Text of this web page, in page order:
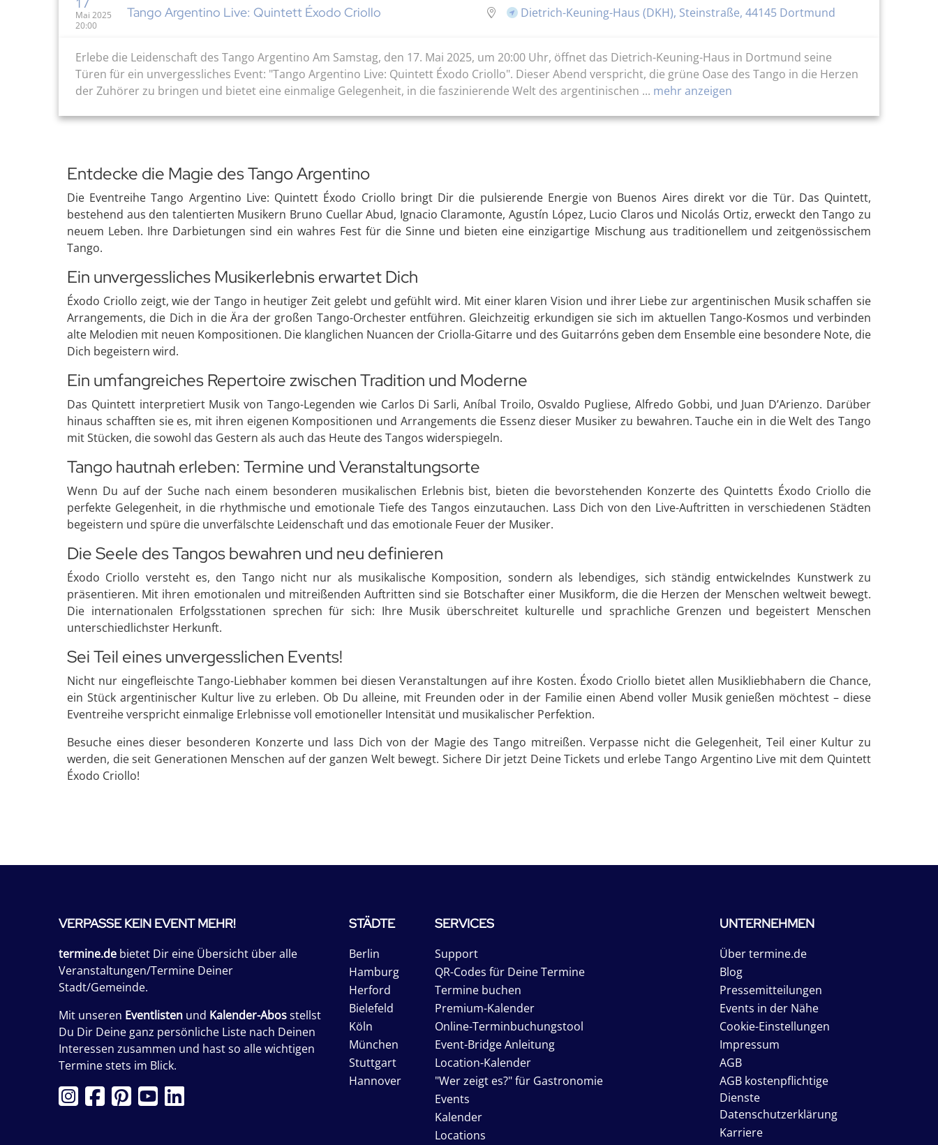
Mai 2025
20:00
Tango Argentino Live: Quintett Éxodo Criollo Dietrich-Keuning-Haus (DKH), Steinstraße, 44145 Dortmund
Erlebe die Leidenschaft des Tango Argentino Am Samstag, den 17. Mai 2025, um 20:00 Uhr, öffnet das Dietrich-Keuning-Haus in Dortmund seine
Türen für ein unvergessliches Event: "Tango Argentino Live: Quintett Éxodo Criollo". Dieser Abend verspricht, die grüne Oase des Tango in die Herzen
der Zuhörer zu bringen und bietet eine einmalige Gelegenheit, in die faszinierende Welt des argentinischen ... mehr anzeigen
Entdecke die Magie des Tango Argentino
Die Eventreihe Tango Argentino Live: Quintett Éxodo Criollo bringt Dir die pulsierende Energie von Buenos Aires direkt vor die Tür. Das Quintett,
bestehend aus den talentierten Musikern Bruno Cuellar Abud, Ignacio Claramonte, Agustín López, Lucio Claros und Nicolás Ortiz, erweckt den Tango zu
neuem Leben. Ihre Darbietungen sind ein wahres Fest für die Sinne und bieten eine einzigartige Mischung aus traditionellem und zeitgenössischem
Tango.
Ein unvergessliches Musikerlebnis erwartet Dich
Éxodo Criollo zeigt, wie der Tango in heutiger Zeit gelebt und gefühlt wird. Mit einer klaren Vision und ihrer Liebe zur argentinischen Musik schaffen sie
Arrangements, die Dich in die Ära der großen Tango-Orchester entführen. Gleichzeitig erkundigen sie sich im aktuellen Tango-Kosmos und verbinden
alte Melodien mit neuen Kompositionen. Die klanglichen Nuancen der Criolla-Gitarre und des Guitarróns geben dem Ensemble eine besondere Note, die
Dich begeistern wird.
Ein umfangreiches Repertoire zwischen Tradition und Moderne
Das Quintett interpretiert Musik von Tango-Legenden wie Carlos Di Sarli, Aníbal Troilo, Osvaldo Pugliese, Alfredo Gobbi, und Juan D’Arienzo. Darüber
hinaus schafften sie es, mit ihren eigenen Kompositionen und Arrangements die Essenz dieser Musiker zu bewahren. Tauche ein in die Welt des Tango
mit Stücken, die sowohl das Gestern als auch das Heute des Tangos widerspiegeln.
Tango hautnah erleben: Termine und Veranstaltungsorte
Wenn Du auf der Suche nach einem besonderen musikalischen Erlebnis bist, bieten die bevorstehenden Konzerte des Quintetts Éxodo Criollo die
perfekte Gelegenheit, in die rhythmische und emotionale Tiefe des Tangos einzutauchen. Lass Dich von den Live-Auftritten in verschiedenen Städten
begeistern und spüre die unverfälschte Leidenschaft und das emotionale Feuer der Musiker.
Die Seele des Tangos bewahren und neu definieren
Éxodo Criollo versteht es, den Tango nicht nur als musikalische Komposition, sondern als lebendiges, sich ständig entwickelndes Kunstwerk zu
präsentieren. Mit ihren emotionalen und mitreißenden Auftritten sind sie Botschafter einer Musikform, die die Herzen der Menschen weltweit bewegt.
Die internationalen Erfolgsstationen sprechen für sich: Ihre Musik überschreitet kulturelle und sprachliche Grenzen und begeistert Menschen
unterschiedlichster Herkunft.
Sei Teil eines unvergesslichen Events!
Nicht nur eingefleischte Tango-Liebhaber kommen bei diesen Veranstaltungen auf ihre Kosten. Éxodo Criollo bietet allen Musikliebhabern die Chance,
ein Stück argentinischer Kultur live zu erleben. Ob Du alleine, mit Freunden oder in der Familie einen Abend voller Musik genießen möchtest – diese
Eventreihe verspricht einmalige Erlebnisse voll emotioneller Intensität und musikalischer Perfektion.
Besuche eines dieser besonderen Konzerte und lass Dich von der Magie des Tango mitreißen. Verpasse nicht die Gelegenheit, Teil einer Kultur zu
werden, die seit Generationen Menschen auf der ganzen Welt bewegt. Sichere Dir jetzt Deine Tickets und erlebe Tango Argentino Live mit dem Quintett
Éxodo Criollo!
VERPASSE KEIN EVENT MEHR!
termine.de bietet Dir eine Übersicht über alle
Veranstaltungen/Termine Deiner
Stadt/Gemeinde.
Mit unseren Eventlisten und Kalender-Abosstellst
Du Dir Deine ganz persönliche Liste nach Deinen
Interessen zusammen und hast so alle wichtigen
Termine stets im Blick.
STÄDTE
Berlin
Hamburg
Herford
Bielefeld
Köln
München
Stuttgart
Hannover
SERVICES
Support
QR-Codes für Deine Termine
Termine buchen
Premium-Kalender
Online-Terminbuchungstool
Event-Bridge Anleitung
Location-Kalender
"Wer zeigt es?" für Gastronomie
Events
Kalender
Locations
UNTERNEHMEN
Über termine.de
Blog
Pressemitteilungen
Events in der Nähe
Cookie-Einstellungen
Impressum
AGB
AGB kostenpflichtige
Dienste
Datenschutzerklärung
Karriere